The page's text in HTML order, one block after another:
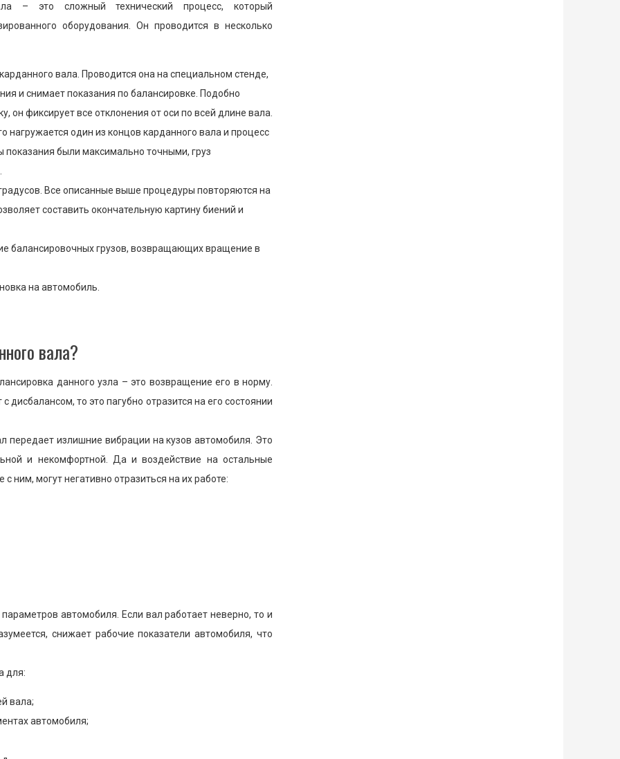
– это сложный технический процесс, который
оборудования. Он проводится в несколько
вала. Проводится она на специальном стенде,
и снимает показания по балансировке. Подобно
фиксирует все отклонения от оси по всей длине вала.
нагружается один из концов карданного вала и процесс
показания были максимально точными, груз
Все описанные выше процедуры повторяются на
составить окончательную картину биений и
балансировочных грузов, возвращающих вращение в
на автомобиль.
вала?
данного узла – это возвращение его в норму.
то это пагубно отразится на его состоянии
передает излишние вибрации на кузов автомобиля. Это
и некомфортной. Да и воздействие на остальные
ним, могут негативно отразиться на их работе:
автомобиля. Если вал работает неверно, то и
снижает рабочие показатели автомобиля, что
для:
вала;
автомобиля;